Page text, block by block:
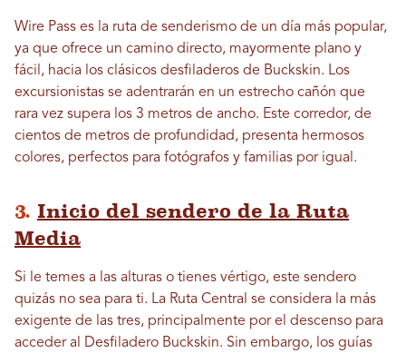
Wire Pass es la ruta de senderismo de un día más popular,
ya que ofrece un camino directo, mayormente plano y
fácil, hacia los clásicos desfiladeros de Buckskin. Los
excursionistas se adentrarán en un estrecho cañón que
rara vez supera los 3 metros de ancho. Este corredor, de
cientos de metros de profundidad, presenta hermosos
colores, perfectos para fotógrafos y familias por igual.
3. Inicio del sendero de la Ruta
Media
Si le temes a las alturas o tienes vértigo, este sendero
quizás no sea para ti. La Ruta Central se considera la más
exigente de las tres, principalmente por el descenso para
acceder al Desfiladero Buckskin. Sin embargo, los guías